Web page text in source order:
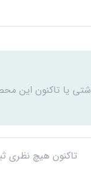
یا تاکنون این
تاکنون هیچ نظری